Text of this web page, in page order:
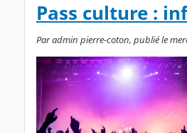
Pass culture :
Par admin pierre-coton, publié le